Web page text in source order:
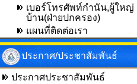
เบอร์โทรศัพท์กำนัน,ผู้ใหญ่
บ้าน(ฝ่ายปกครอง)
แผนที่ติดต่อเรา
ประกาศ/ประชาสัมพันธ์
ประกาศประชาสัมพันธ์